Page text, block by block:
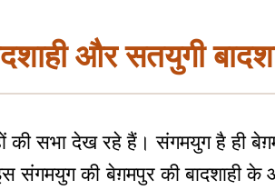
और सतयुगी
की सभा देख रहे हैं। संगमयुग है ही
संगमयुग की बेग़मपुर की बादशाही के